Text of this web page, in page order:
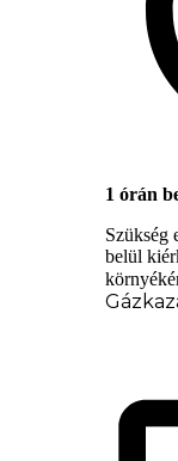
1 órán
Szükség
belül